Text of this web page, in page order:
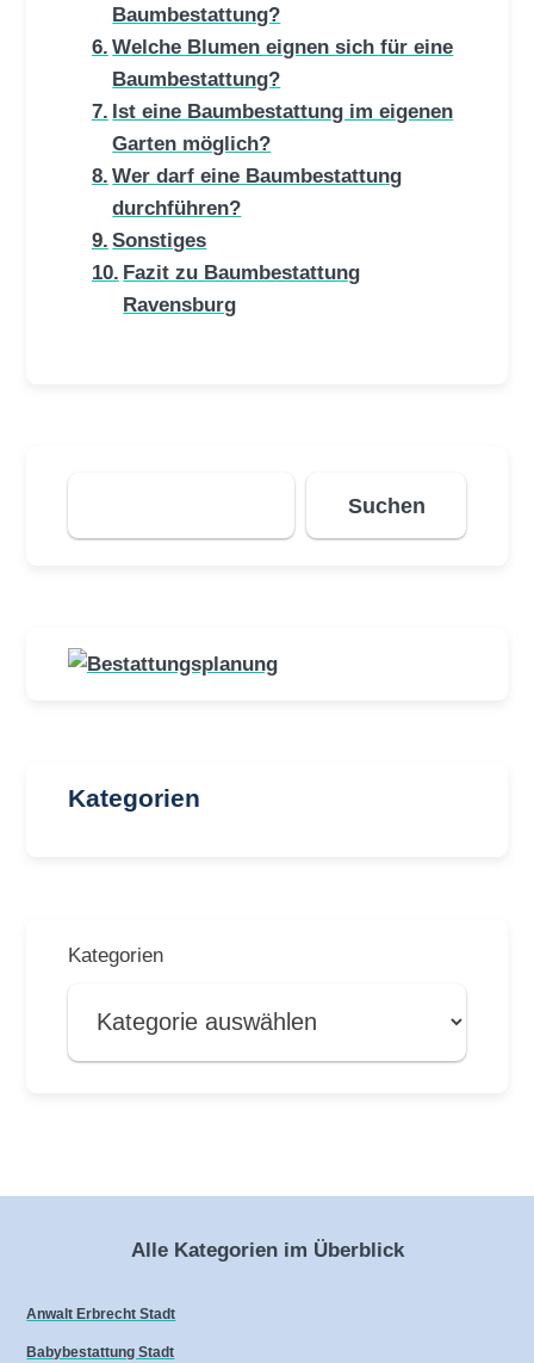
Baumbestattung?
Welche Blumen eignen sich für eine
Baumbestattung?
Ist eine Baumbestattung im eigenen
Garten möglich?
Wer darf eine Baumbestattung
durchführen?
Sonstiges
Fazit zu Baumbestattung
Ravensburg
Suchen
Suchen
Kategorien
Kategorien
Alle Kategorien im Überblick
Anwalt Erbrecht Stadt
Babybestattung Stadt